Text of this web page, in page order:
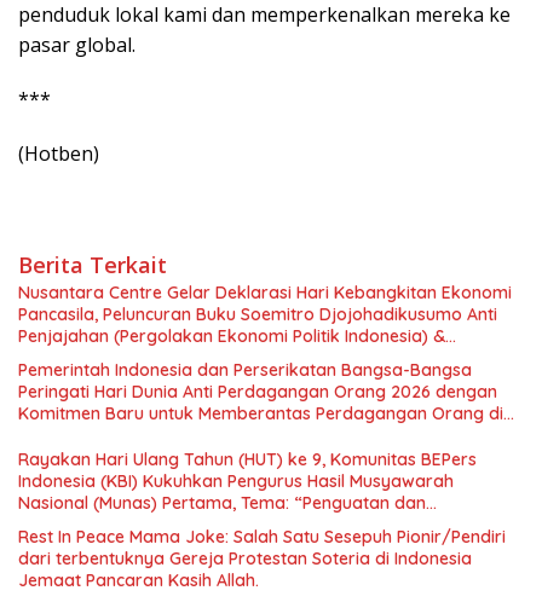
penduduk lokal kami dan memperkenalkan mereka ke
pasar global.
***
(Hotben)
Berita Terkait
Nusantara Centre Gelar Deklarasi Hari Kebangkitan Ekonomi
Pancasila, Peluncuran Buku Soemitro Djojohadikusumo Anti
Penjajahan (Pergolakan Ekonomi Politik Indonesia) &
Simposium Nasional “Urgensi Undang-Undang Perekonomian
Nasional dan Kesejahteraan Sosial dalam Menata Bangsa
Menuju Indonesia Emas 2045”,
Pemerintah Indonesia dan Perserikatan Bangsa-Bangsa
Peringati Hari Dunia Anti Perdagangan Orang 2026 dengan
Komitmen Baru untuk Memberantas Perdagangan Orang di
Rayakan Hari Ulang Tahun (HUT) ke 9, Komunitas BEPers
Indonesia (KBI) Kukuhkan Pengurus Hasil Musyawarah
Nasional (Munas) Pertama, Tema: “Penguatan dan
Pengembangan Organisasi KBI yang Berbasis Riset di seluruh
Indonesia dan Mancanegara”.
Rest In Peace Mama Joke: Salah Satu Sesepuh Pionir/Pendiri
dari terbentuknya Gereja Protestan Soteria di Indonesia
Jemaat Pancaran Kasih Allah.